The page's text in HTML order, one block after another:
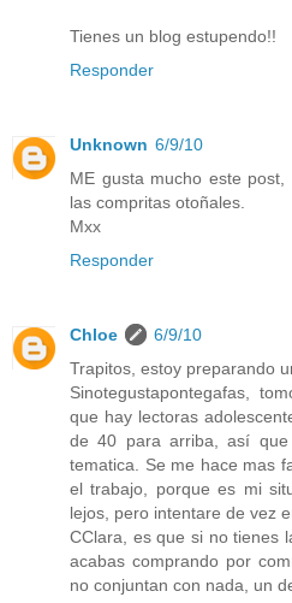
Tienes un blog estupendo!!
Responder
Unknown 6/9/10
ME gusta mucho este
las compritas otoñales.
Mxx
Responder
Chloe
6/9/10
Trapitos, estoy preparando
Sinotegustapontegafas,
que hay lectoras
de 40 para arriba, así
tematica. Se me hace mas
el trabajo, porque es mi
lejos, pero intentare de vez
CClara, es que si no tienes
acabas comprando por
no conjuntan con nada, un